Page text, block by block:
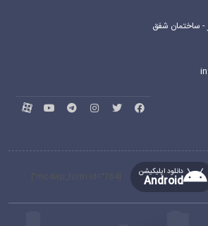
- ساختمان شفق
دانلود اپلیکیشن
Android